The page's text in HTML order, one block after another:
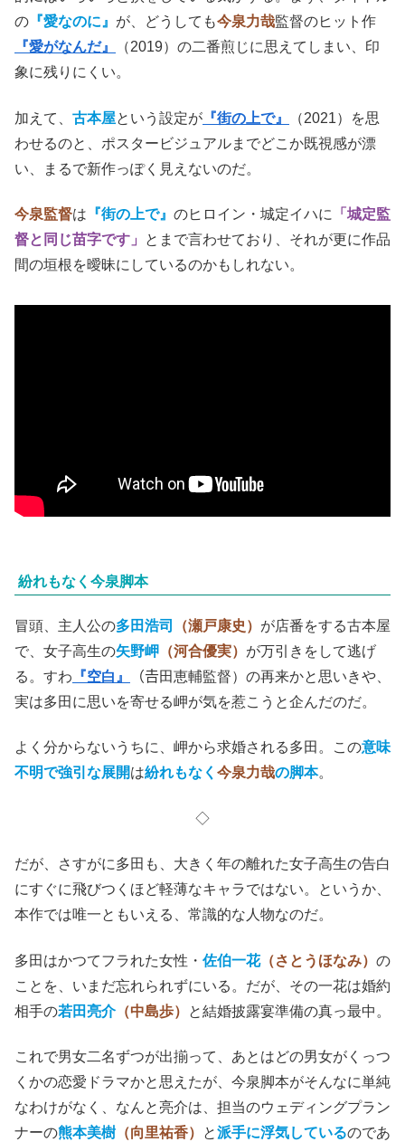
の 『愛なのに』 が、どうしても今泉力哉監督のヒット作
『愛がなんだ』
（2019）の二番煎じに思えてしまい、印
象に残りにくい。
加えて、 古本屋という設定が 『街の上で』
（2021）を思
わせるのと、ポスタービジュアルまでどこか既視感が漂
い、まるで新作っぽく見えないのだ。
今泉監督は 『街の上で』 のヒロイン・城定イハに
「城定監
督と同じ苗字です」
とまで言わせており、それが更に作品
間の垣根を曖昧にしているのかもしれない。
紛れもなく今泉脚本
冒頭、主人公の多田浩司 （瀬戸康史） が店番をする古本屋
で、女子高生の矢野岬 （河合優実） が万引きをして逃げ
る。すわ 『空白』
（𠮷田恵輔監督）の再来かと思いきや、
実は多田に思いを寄せる岬が気を惹こうと企んだのだ。
よく分からないうちに、岬から求婚される多田。この意味
不明で強引な展開は紛れもなく 今泉力哉の脚本。
◇
だが、さすがに多田も、大きく年の離れた女子高生の告白
にすぐに飛びつくほど軽薄なキャラではない。というか、
本作では唯一ともいえる、常識的な人物なのだ。
多田はかつてフラれた女性・ 佐伯一花（さとうほなみ） の
ことを、いまだ忘れられずにいる。だが、その一花は婚約
相手の若田亮介（中島歩） と結婚披露宴準備の真っ最中。
これで男女二名ずつが出揃って、あとはどの男女がくっつ
くかの恋愛ドラマかと思えたが、今泉脚本がそんなに単純
なわけがなく、なんと亮介は、担当のウェディングプラン
ナーの熊本美樹 （向里祐香） と派手に浮気しているのであ